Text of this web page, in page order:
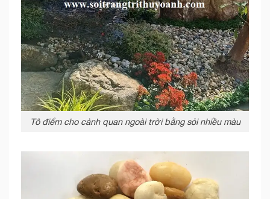
Tô điểm cho cảnh quan ngoài trời bằng sỏi nhiều màu